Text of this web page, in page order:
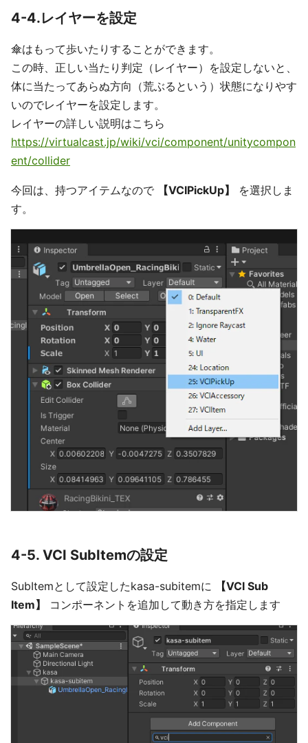
4-4.レイヤーを設定
傘はもって歩いたりすることができます。
この時、正しい当たり判定（レイヤー）を設定しないと、
体に当たってあらぬ方向（荒ぶるという）状態になりやす
いのでレイヤーを設定します。
レイヤーの詳しい説明はこちら
https://virtualcast.jp/wiki/vci/component/unitycompon
ent/collider
今回は、持つアイテムなので 【VCIPickUp】
を選択しま
す。
4-5. VCI SubItemの設定
SubItemとして設定したkasa-subitemに
【VCI Sub
Item】
コンポーネントを追加して動き方を指定します